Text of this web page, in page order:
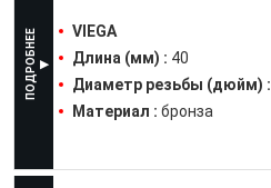
VIEGA
Длина (мм) : 40
Диаметр резьбы (дюйм) :
Материал : бронза